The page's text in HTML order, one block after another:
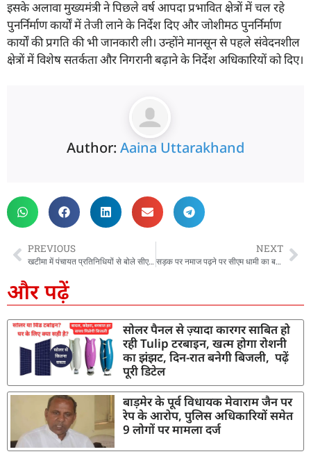
इसके अलावा मुख्यमंत्री ने पिछले वर्ष आपदा प्रभावित क्षेत्रों में चल रहे
पुनर्निर्माण कार्यों में तेजी लाने के निर्देश दिए और जोशीमठ पुनर्निर्माण
कार्यों की प्रगति की भी जानकारी ली। उन्होंने मानसून से पहले संवेदनशील
क्षेत्रों में विशेष सतर्कता और निगरानी बढ़ाने के निर्देश अधिकारियों को दिए।
Author: Aaina Uttarakhand
PREVIOUS
खटीमा में पंचायत प्रतिनिधियों से बोले सीएम धामी, गांव मजबूत होंगे तो विकसित बनेगा भारत
NEXT
सड़क पर नमाज पढ़ने पर सीएम धामी का बड़ा बयान, कहा- चिन्हित स्थलों पर ही अदा हो नमाज
और पढ़ें
सोलर पैनल से ज़्यादा कारगर साबित हो
रही Tulip टरबाइन, खत्म होगा रोशनी
का झंझट, दिन-रात बनेगी बिजली, पढ़ें
पूरी डिटेल
बाड़मेर के पूर्व विधायक मेवाराम जैन पर
रेप के आरोप, पुलिस अधिकारियों समेत
9 लोगों पर मामला दर्ज